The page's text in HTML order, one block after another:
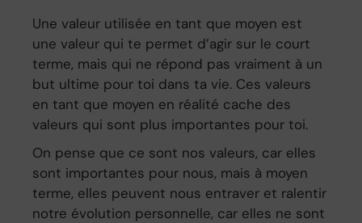
Une valeur utilisée en tant que moyen est
une valeur qui te permet d’agir sur le court
terme, mais qui ne répond pas vraiment à un
but ultime pour toi dans ta vie. Ces valeurs
en tant que moyen en réalité cache des
valeurs qui sont plus importantes pour toi.
On pense que ce sont nos valeurs, car elles
sont importantes pour nous, mais à moyen
terme, elles peuvent nous entraver et ralentir
notre évolution personnelle, car elles ne sont